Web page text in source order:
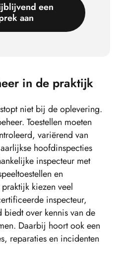
een
aan
in de praktijk
niet bij de oplevering.
Toestellen moeten
variërend van
hoofdinspecties
inspecteur met
en
kiezen veel
inspecteur,
over kennis van de
Daarbij hoort ook een
reparaties en incidenten